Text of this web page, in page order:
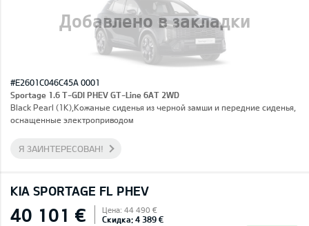
Добавлено в закладки
#E2601C046C45A 0001
Sportage 1.6 T-GDI PHEV GT-Line 6AT 2WD
Black Pearl (1K),Кожаные сиденья из черной замши и передние сиденья,
оснащенные электроприводом
Я ЗАИНТЕРЕСОВАН!
KIA SPORTAGE FL PHEV
40 101 € Цена: 44 490 €
Скидка: 4 389 €